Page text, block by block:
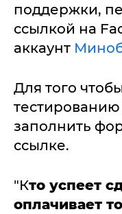
поддержки,
ссылкой на
аккаунт
Для того
заполнить
ссылке.
"Кто успеет
оплачивает